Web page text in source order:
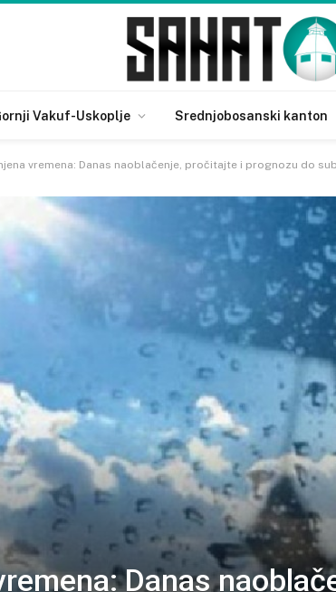
Vakuf-Uskoplje Srednjobosanski kanton
vremena: Danas naoblačenje, pročitajte i prognozu do
Danas